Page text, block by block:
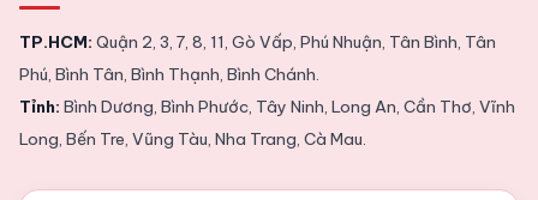
TP.HCM: Quận 2, 3, 7, 8, 11, Gò Vấp, Phú Nhuận, Tân Bình, Tân
Phú, Bình Tân, Bình Thạnh, Bình Chánh.
Tỉnh: Bình Dương, Bình Phước, Tây Ninh, Long An, Cần Thơ, Vĩnh
Long, Bến Tre, Vũng Tàu, Nha Trang, Cà Mau.